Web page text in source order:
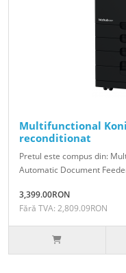
Multifunctional
reconditionat
Pretul este compus din:
Automatic Document
3,399.00RON
Fără TVA: 2,809.09RON